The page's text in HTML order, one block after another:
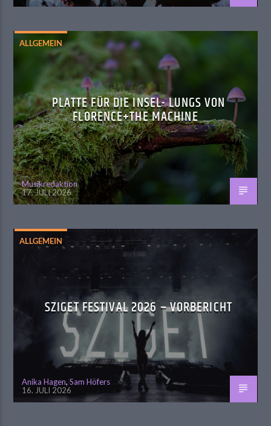
ALLGEMEIN
PLATTE FÜR DIE INSEL- LUNGS VON
FLORENCE+THE MACHINE
Musikredaktion
17. JULI 2026
ALLGEMEIN
SZIGET FESTIVAL 2026 – VORBERICHT
Anika Hagen,Sam Höfers
16. JULI 2026